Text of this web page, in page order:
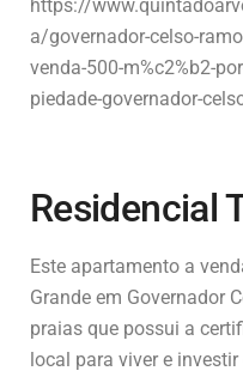
https://
a/governador-celso-
venda-500-m%c2%b2-
piedade-governador-
Residencial
Este apartamento a
Grande em Governador
praias que possui a
local para viver e